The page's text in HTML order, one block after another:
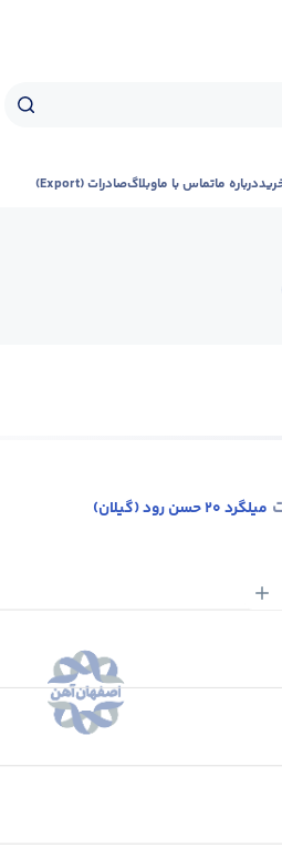
درباره ماتماس با ماوبلاگصادرات (Export)
میلگرد 20 حسن رود (گیلان)